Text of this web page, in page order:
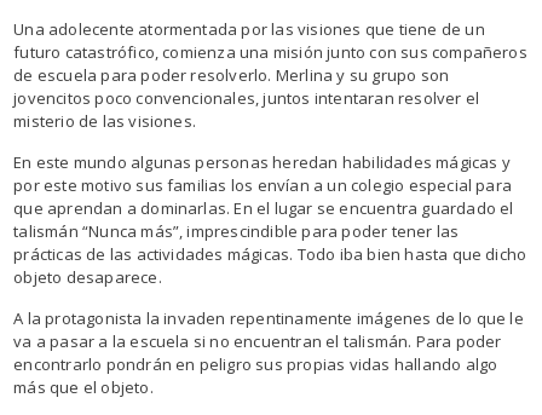
Una adolecente atormentada por las visiones que tiene de un
futuro catastrófico, comienza una misión junto con sus compañeros
de escuela para poder resolverlo. Merlina y su grupo son
jovencitos poco convencionales, juntos intentaran resolver el
misterio de las visiones.
En este mundo algunas personas heredan habilidades mágicas y
por este motivo sus familias los envían a un colegio especial para
que aprendan a dominarlas. En el lugar se encuentra guardado el
talismán “Nunca más”, imprescindible para poder tener las
prácticas de las actividades mágicas. Todo iba bien hasta que dicho
objeto desaparece.
A la protagonista la invaden repentinamente imágenes de lo que le
va a pasar a la escuela si no encuentran el talismán. Para poder
encontrarlo pondrán en peligro sus propias vidas hallando algo
más que el objeto.